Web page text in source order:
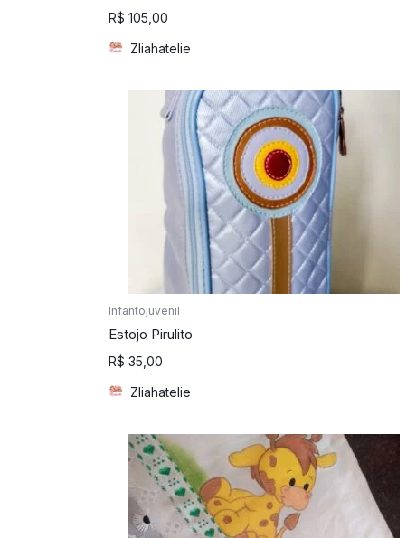
R$ 105,00
Zliahatelie
Infantojuvenil
Estojo Pirulito
R$ 35,00
Zliahatelie